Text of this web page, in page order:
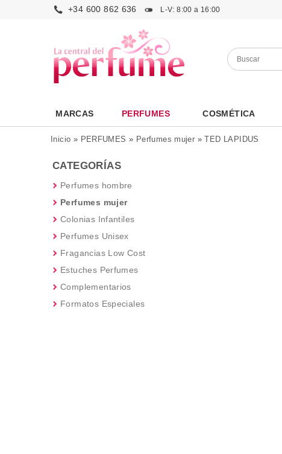
+34 600 862 636 L-V: 8:00 a 16:00
MARCAS PERFUMES COSMÉTICA
Inicio » PERFUMES » Perfumes mujer »TED LAPIDUS
CATEGORÍAS
Perfumes hombre
Perfumes mujer
Colonias Infantiles
Perfumes Unisex
Fragancias Low Cost
Estuches Perfumes
Complementarios
Formatos Especiales